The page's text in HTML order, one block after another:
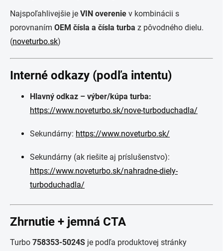
Najspoľahlivejšie je VIN overenie v kombinácii s
porovnaním OEM čísla a čísla turba z pôvodného dielu.
(noveturbo.sk)
Interné odkazy (podľa intentu)
Hlavný odkaz – výber/kúpa turba:
https://www.noveturbo.sk/nove-turboduchadla/
Sekundárny: https://www.noveturbo.sk/
Sekundárny (ak riešite aj príslušenstvo):
https://www.noveturbo.sk/nahradne-diely-
turboduchadla/
Zhrnutie + jemná CTA
Turbo 758353-5024S je podľa produktovej stránky